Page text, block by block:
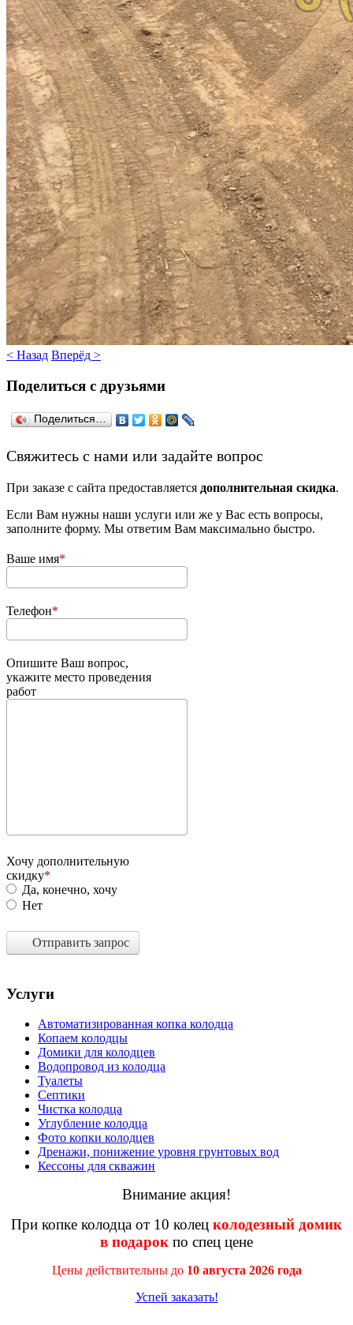
< Назад Вперёд >
Поделиться с друзьями
Поделиться…
­Свяжитесь с нами или задайте вопрос
При заказе с сайта предоставляется дополнительная скидка.
Если Вам нужны наши услуги или же у Вас есть вопросы,
заполните форму. Мы ответим Вам максимально быстро.
Ваше имя
Телефон
Опишите Ваш вопрос,
укажите место проведения
работ
Хочу дополнительную
скидку
Да, конечно, хочу
Нет
Отправить запрос
Услуги
Автоматизированная копка колодца
Копаем колодцы
Домики для колодцев
Водопровод из колодца
Туалеты
Септики
Чистка колодца
Углубление колодца
Фото копки колодцев
Дренажи, понижение уровня грунтовых вод
Кессоны для скважин
Внимание акция!
При копке колодца от 10 колец колодезный домик
в подарок по спец цене
Цены действительны до 10 августа 2026 года
Успей заказать!